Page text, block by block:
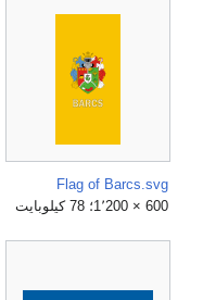
Flag of Barcs.svg
600 × 1٬200؛ 78 كيلوبايت